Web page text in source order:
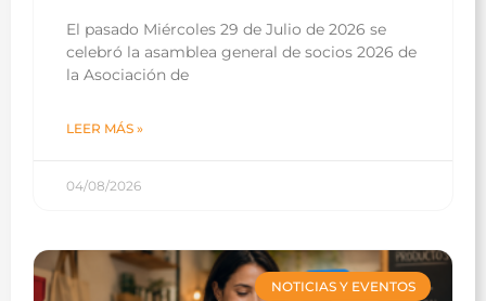
El pasado Miércoles 29 de Julio de 2026 se
celebró la asamblea general de socios 2026 de
la Asociación de
LEER MÁS »
04/08/2026
NOTICIAS Y EVENTOS